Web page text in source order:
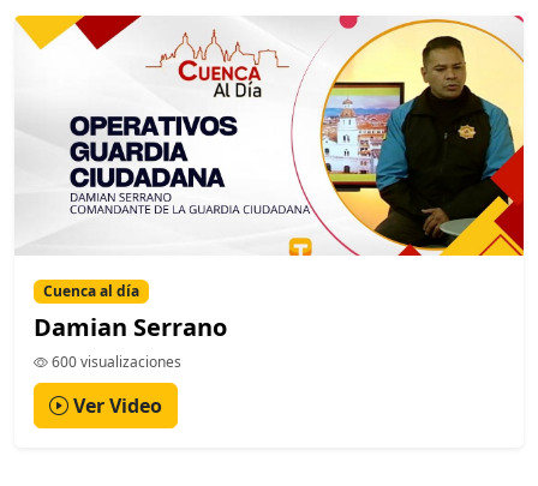
Cuenca al día
Damian Serrano
600 visualizaciones
Ver Video